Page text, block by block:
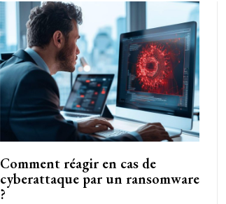
Comment réagir en cas de
cyberattaque par un ransomware
?